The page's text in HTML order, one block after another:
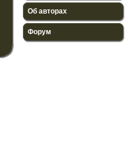
Об авторах
Форум